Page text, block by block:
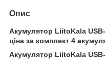
Опис
Акумулятор LiitoKala
ціна за комплект 4
Акумулятор LiitoKala